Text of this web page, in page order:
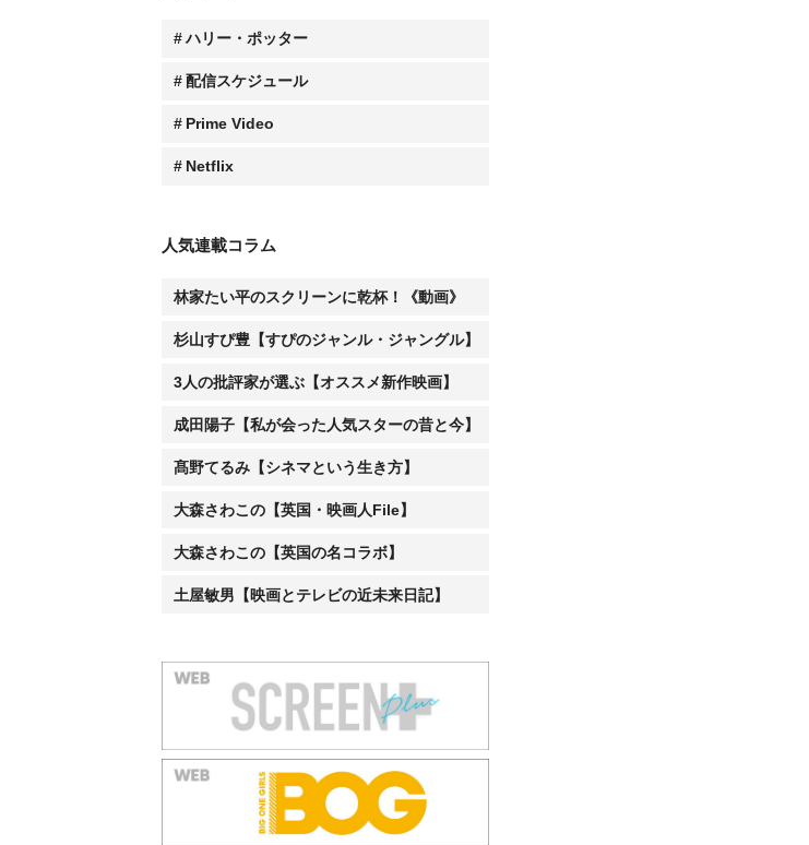
ハリー・ポッター
配信スケジュール
Prime Video
Netflix
人気連載コラム
林家たい平のスクリーンに乾杯！《動画》
杉山すぴ豊【すぴのジャンル・ジャングル】
3人の批評家が選ぶ【オススメ新作映画】
成田陽子【私が会った人気スターの昔と今】
髙野てるみ【シネマという生き方】
大森さわこの【英国・映画人File】
大森さわこの【英国の名コラボ】
土屋敏男【映画とテレビの近未来日記】